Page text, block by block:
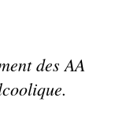
des AA